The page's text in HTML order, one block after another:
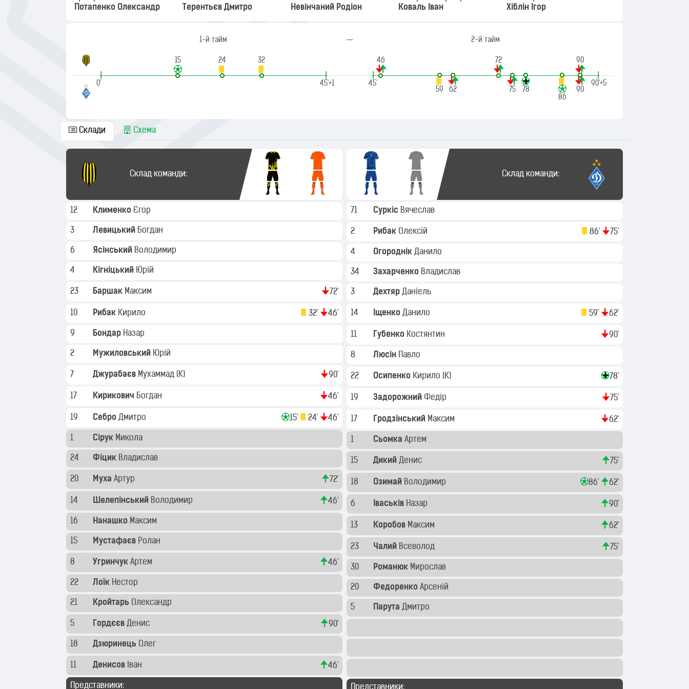
Потапенко Олександр
Терентьєв Дмитро
Невінчаний Родіон
Коваль Іван
Хіблін Ігор
1-й тайм
15 24 32
|
0'
|
45'+1
— 2-й тайм
46 72 90
|
45'
59
62 75
78
86
90
|
90'+5
Склади Схема
Склад команди:
12 Клименко Єгор
3 Левицький Богдан
6 Ясінський Володимир
4 Кігніцький Юрій
23 Баршак Максим 72'
10 Рибак Кирило 32' 46'
9 Бондар Назар
2 Мужиловський Юрій
7 Джурабаєв Мухаммад (K) 90'
17 Кирикович Богдан 46'
19 Себро Дмитро 15' 24' 46'
1 Сірук Микола
24 Фіцик Владислав
20 Муха Артур 72'
14 Шелепінський Володимир 46'
16 Нанашко Максим
15 Мустафаєв Ролан
8 Угринчук Артем 46'
22 Лоїк Нестор
21 Кройтарь Олександр
5 Гордєєв Денис 90'
18 Дзюринець Олег
11 Денисов Іван 46'
Представники:
Склад команди:
71 Суркіс Вячеслав
2 Рибак Олексій 86' 75'
4 Огороднік Данило
34 Захарченко Владислав
3 Дехтяр Даніель
14 Іщенко Данило 59' 62'
11 Губенко Костянтин 90'
8 Люсін Павло
22 Осипенко Кирило (K) 78'
19 Задорожний Федір 75'
17 Гродзінський Максим 62'
1 Сьомка Артем
15 Дикий Денис 75'
18 Озимай Володимир 86' 62'
6 Іваськів Назар 90'
13 Коробов Максим 62'
23 Чалий Всеволод 75'
30 Романюк Мирослав
20 Федоренко Арсеній
5 Парута Дмитро